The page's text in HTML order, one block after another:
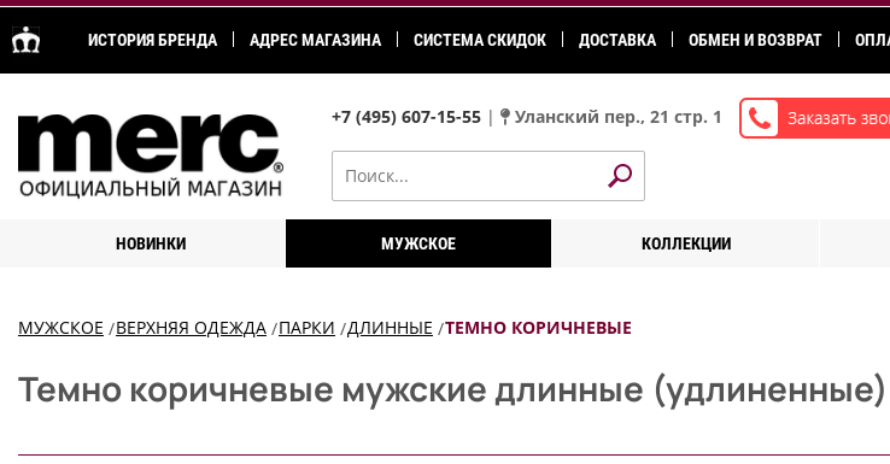
ИСТОРИЯ БРЕНДА АДРЕС МАГАЗИНА СИСТЕМА СКИДОК ДОСТАВКА ОБМЕН И ВОЗВРАТ
+7 (495) 607-15-55 | Уланский пер., 21 стр. 1
НОВИНКИ МУЖСКОЕ КОЛЛЕКЦИИ
МУЖСКОЕ ВЕРХНЯЯ ОДЕЖДА ПАРКИ ДЛИННЫЕ ТЕМНО КОРИЧНЕВЫЕ
Темно коричневые мужские длинные